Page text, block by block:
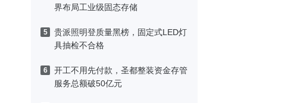
界布局工业级固态存储
5
贵派照明登质量黑榜，固定式LED灯
具抽检不合格
6
开工不用先付款，圣都整装资金存管
服务总额破50亿元